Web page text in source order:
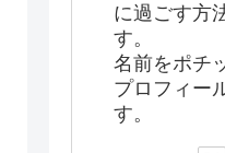
に過ごす方
す。
名前をポチ
プロフィー
す。